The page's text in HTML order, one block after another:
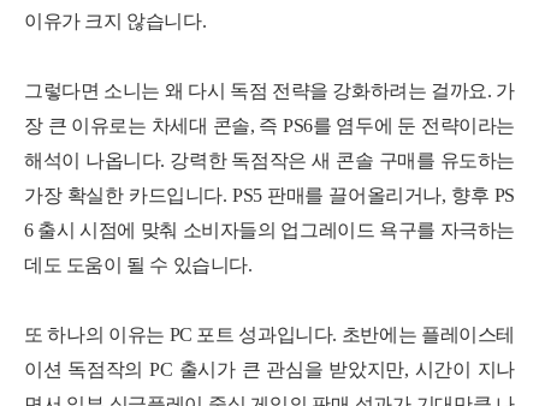
이유가 크지 않습니다.
그렇다면 소니는 왜 다시 독점 전략을 강화하려는 걸까요. 가
장 큰 이유로는 차세대 콘솔, 즉 PS6를 염두에 둔 전략이라는
해석이 나옵니다. 강력한 독점작은 새 콘솔 구매를 유도하는
가장 확실한 카드입니다. PS5 판매를 끌어올리거나, 향후 PS
6 출시 시점에 맞춰 소비자들의 업그레이드 욕구를 자극하는
데도 도움이 될 수 있습니다.
또 하나의 이유는 PC 포트 성과입니다. 초반에는 플레이스테
이션 독점작의 PC 출시가 큰 관심을 받았지만, 시간이 지나
세부정보 열기/접기